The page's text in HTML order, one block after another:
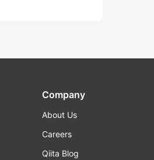
Company
About Us
Careers
Qiita Blog